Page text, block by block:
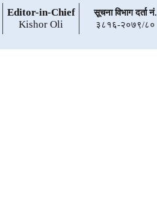
Editor-in-Chief
Kishor Oli
सूचना विभाग दर्ता नं.
३८१६-२०७९/८०